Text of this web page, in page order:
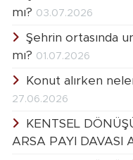
mı? 03.07.2026
Şehrin ortasında
mı? 01.07.2026
Konut alırken
27.06.2026
KENTSEL
ARSA PAYI DAVASI